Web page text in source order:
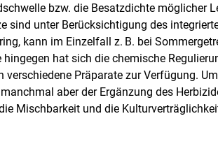
bzw. die Besatzdichte möglicher
sind unter Berücksichtigung des
kann im Einzelfall z. B. bei
hingegen hat sich die chemische
verschiedene Präparate zur Verfügung.
aber der Ergänzung des
Mischbarkeit und die